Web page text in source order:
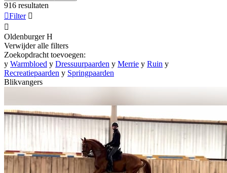
916 resultaten
Filter 

Oldenburger H
Verwijder alle filters
Zoekopdracht toevoegen:
y Warmbloed y Dressuurpaarden y Merrie y Ruin y
Recreatiepaarden y Springpaarden
Blikvangers